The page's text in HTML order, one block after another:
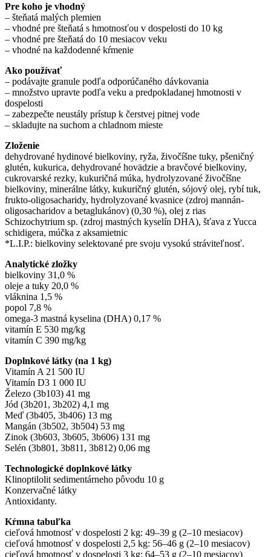
Pre koho je vhodný
– šteňatá malých plemien
– vhodné pre šteňatá s hmotnosťou v dospelosti do 10 kg
– vhodné pre šteňatá do 10 mesiacov veku
– vhodné na každodenné kŕmenie
Ako používať
– podávajte granule podľa odporúčaného dávkovania
– množstvo upravte podľa veku a predpokladanej hmotnosti v
dospelosti
– zabezpečte neustály prístup k čerstvej pitnej vode
– skladujte na suchom a chladnom mieste
Zloženie
dehydrované hydinové bielkoviny, ryža, živočíšne tuky, pšeničný
glutén, kukurica, dehydrované hovädzie a bravčové bielkoviny,
cukrovarské rezky, kukuričná múka, hydrolyzované živočíšne
bielkoviny, minerálne látky, kukuričný glutén, sójový olej, rybí tuk,
frukto-oligosacharidy, hydrolyzované kvasnice (zdroj mannán-
oligosacharidov a betaglukánov) (0,30 %), olej z rias
Schizochytrium sp. (zdroj mastných kyselín DHA), šťava z Yucca
schidigera, múčka z aksamietnic
*L.I.P.: bielkoviny selektované pre svoju vysokú stráviteľnosť.
Analytické zložky
bielkoviny 31,0 %
oleje a tuky 20,0 %
vláknina 1,5 %
popol 7,8 %
omega-3 mastná kyselina (DHA) 0,17 %
vitamín E 530 mg/kg
vitamín C 390 mg/kg
Doplnkové látky (na 1 kg)
Vitamín A 21 500 IU
Vitamín D3 1 000 IU
Železo (3b103) 41 mg
Jód (3b201, 3b202) 4,1 mg
Meď (3b405, 3b406) 13 mg
Mangán (3b502, 3b504) 53 mg
Zinok (3b603, 3b605, 3b606) 131 mg
Selén (3b801, 3b811, 3b812) 0,06 mg
Technologické doplnkové látky
Klinoptilolit sedimentárneho pôvodu 10 g
Konzervačné látky
Antioxidanty.
Kŕmna tabuľka
cieľová hmotnosť v dospelosti 2 kg: 49–39 g (2–10 mesiacov)
cieľová hmotnosť v dospelosti 2,5 kg: 56–46 g (2–10 mesiacov)
cieľová hmotnosť v dospelosti 3 kg: 64–53 g (2–10 mesiacov)